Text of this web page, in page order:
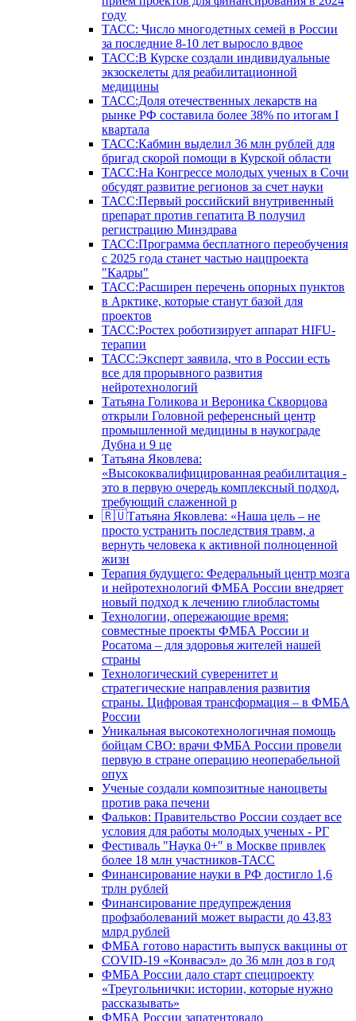
году
ТАСС: Число многодетных семей в России
за последние 8-10 лет выросло вдвое
ТАСС:В Курске создали индивидуальные
экзоскелеты для реабилитационной
медицины
ТАСС:Доля отечественных лекарств на
рынке РФ составила более 38% по итогам I
квартала
ТАСС:Кабмин выделил 36 млн рублей для
бригад скорой помощи в Курской области
ТАСС:На Конгрессе молодых ученых в Сочи
обсудят развитие регионов за счет науки
ТАСС:Первый российский внутривенный
препарат против гепатита В получил
регистрацию Минздрава
ТАСС:Программа бесплатного переобучения
с 2025 года станет частью нацпроекта
"Кадры"
ТАСС:Расширен перечень опорных пунктов
в Арктике, которые станут базой для
проектов
ТАСС:Ростех роботизирует аппарат HIFU-
терапии
ТАСС:Эксперт заявила, что в России есть
все для прорывного развития
нейротехнологий
Татьяна Голикова и Вероника Скворцова
открыли Головной референсный центр
промышленной медицины в наукограде
Дубна и 9 це
Татьяна Яковлева:
«Высококвалифицированная реабилитация -
это в первую очередь комплексный подход,
требующий слаженной р
🇷🇺Татьяна Яковлева: «Наша цель – не
просто устранить последствия травм, а
вернуть человека к активной полноценной
жизн
Терапия будущего: Федеральный центр мозга
и нейротехнологий ФМБА России внедряет
новый подход к лечению глиобластомы
Технологии, опережающие время:
совместные проекты ФМБА России и
Росатома – для здоровья жителей нашей
страны
Технологический суверенитет и
стратегические направления развития
страны. Цифровая трансформация – в ФМБА
России
Уникальная высокотехнологичная помощь
бойцам СВО: врачи ФМБА России провели
первую в стране операцию неоперабельной
опух
Ученые создали композитные наноцветы
против рака печени
Фальков: Правительство России создает все
условия для работы молодых ученых - РГ
Фестиваль "Наука 0+" в Москве привлек
более 18 млн участников-ТАСС
Финансирование науки в РФ достигло 1,6
трлн рублей
Финансирование предупреждения
профзаболеваний может вырасти до 43,83
млрд рублей
ФМБА готово нарастить выпуск вакцины от
COVID-19 «Конвасэл» до 36 млн доз в год
ФМБА России дало старт спецпроекту
«Треугольнички: истории, которые нужно
рассказывать»
ФМБА России запатентовало